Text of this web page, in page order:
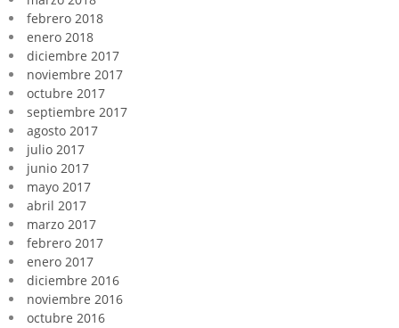
febrero 2018
enero 2018
diciembre 2017
noviembre 2017
octubre 2017
septiembre 2017
agosto 2017
julio 2017
junio 2017
mayo 2017
abril 2017
marzo 2017
febrero 2017
enero 2017
diciembre 2016
noviembre 2016
octubre 2016